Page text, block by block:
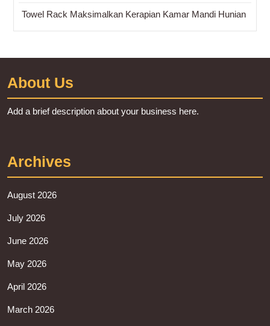
Towel Rack Maksimalkan Kerapian Kamar Mandi Hunian
About Us
Add a brief description about your business here.
Archives
August 2026
July 2026
June 2026
May 2026
April 2026
March 2026